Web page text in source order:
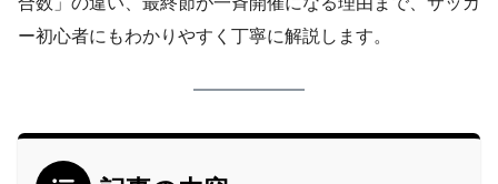
ー初心者にもわかりやすく丁寧に解説します。